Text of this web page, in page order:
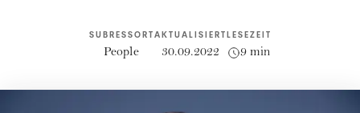
SUBRESSORT
People
AKTUALISIERT
30.09.2022
LESEZEIT
9 min